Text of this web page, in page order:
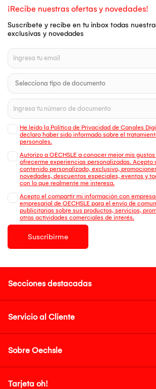
¡Recibe nuestras ofertas y novedades!
Suscríbete y recibe en tu inbox todas
exclusivas y novedades
He leído la Política de Privacidad de Canales
declaro haber sido informado sobre el
personales.
Autorizo a OECHSLE a conocer mejor mis
ofrecerme experiencias personalizadas. Acepto
contenido personalizado, exclusivo,
novedades, descuentos especiales, eventos y
con lo que realmente me interesa.
Acepto el compartir mi información con
empresarial de OECHSLE para el envío de
publicitarias sobre sus productos, servicios,
otras actividades comerciales de interés.
Suscribirme
Secciones destacadas
Servicio al Cliente
Sobre Oechsle
Tarjeta oh!